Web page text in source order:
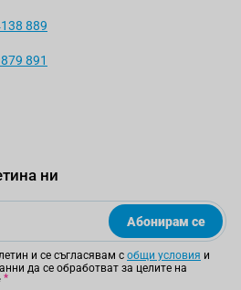
889
891
ни
Абонирам се
и се съгласявам с общи условия и
да се обработват за целите на